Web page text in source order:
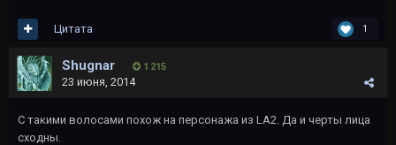
1
Цитата
Shugnar 1 215
23 июня, 2014
С такими волосами похож на персонажа из LA2. Да и черты лица
сходны.